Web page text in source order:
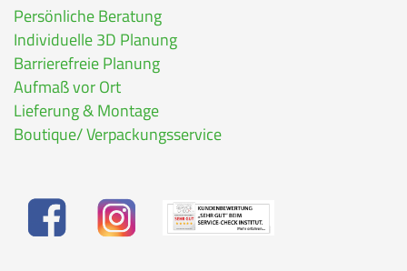
Persönliche Beratung
Individuelle 3D Planung
Barrierefreie Planung
Aufmaß vor Ort
Lieferung & Montage
Boutique/ Verpackungsservice